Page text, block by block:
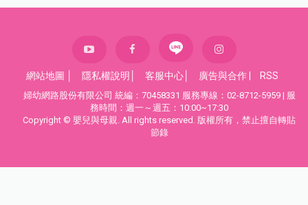
網站地圖 隱私權說明 客服中心 廣告與合作 RSS
婦幼網路股份有限公司 統編：70458331 服務專線：02-8712-5959 | 服
務時間：週一～週五：10:00~17:30
Copyright © 嬰兒與母親. All rights reserved. 版權所有，禁止擅自轉貼
節錄